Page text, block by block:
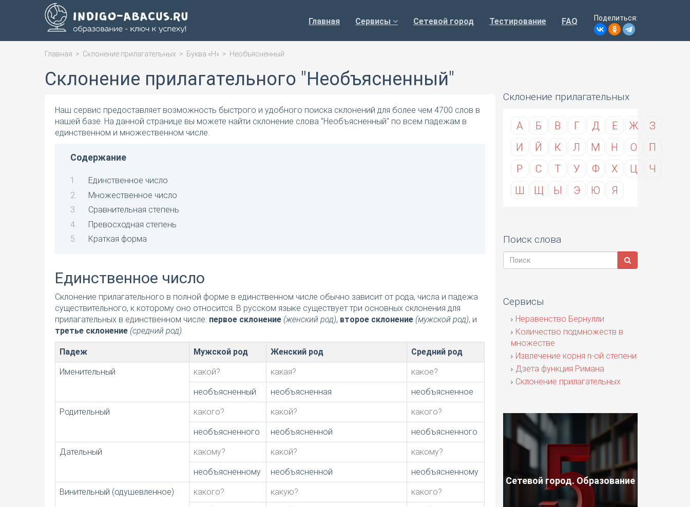
Главная Сервисы Сетевой город Тестирование FAQ Поделиться:
Главная > Склонение прилагательных > Буква «Н» > Необъясненный
Склонение прилагательного "Необъясненный"
Наш сервис предоставляет возможность быстрого и удобного поиска склонений для более чем 4700 слов в
нашей базе. На данной странице вы можете найти склонение слова "Необъясненный" по всем падежам в
единственном и множественном числе.
Содержание
Единственное число
Множественное число
Сравнительная степень
Превосходная степень
Краткая форма
Единственное число
Склонение прилагательного в полной форме в единственном числе обычно зависит от рода, числа и падежа
существительного, к которому оно относится. В русском языке существует три основных склонения для
прилагательных в единственном числе: первое склонение (женский род), второе склонение (мужской род), и
третье склонение (средний род).
Падеж Мужской род Женский род Средний род
Именительный какой? какая? какое?
необъясненный необъясненная необъясненное
Родительный какого? какой? какого?
необъясненного необъясненной необъясненного
Дательный какому? какой? какому?
необъясненному необъясненной необъясненному
Винительный (одушевленное) какого? какую? какого?
Склонение прилагательных
А Б В Г Д Е Ж
З
И
Й К Л М Н О
П
Р
С Т У Ф Х Ц
Ч
Ш
Щ Ы Э Ю Я
Поиск слова
Сервисы
Неравенство Бернулли
Количество подмножеств в
множестве
Извлечение корня n-ой степени
Дзета функция Римана
Склонение прилагательных
Сетевой город. Образование